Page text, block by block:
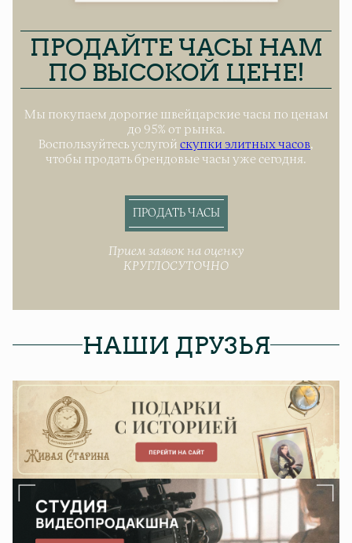
ПРОДАЙТЕ ЧАСЫ НАМ
ПО ВЫСОКОЙ ЦЕНЕ!
Мы покупаем дорогие швейцарские часы по ценам
до 95% от рынка.
Воспользуйтесь услугой скупки элитных часов,
чтобы продать брендовые часы уже сегодня.
ПРОДАТЬ ЧАСЫ
Прием заявок на оценку
КРУГЛОСУТОЧНО
НАШИ ДРУЗЬЯ